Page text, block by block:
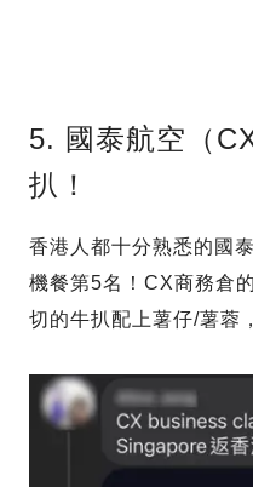
5. 國泰航空（
扒！
香港人都十分熟悉的國
機餐第5名！CX商務倉
切的牛扒配上薯仔/薯蓉